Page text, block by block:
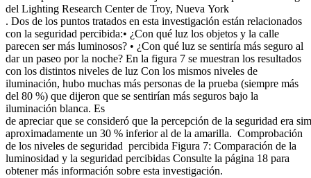
del Lighting Research Center de Troy, Nueva York
. Dos de los puntos tratados en esta investigación están relacionados
con la seguridad percibida:• ¿Con qué luz los objetos y la calle
parecen ser más luminosos? • ¿Con qué luz se sentiría más seguro al
dar un paseo por la noche? En la figura 7 se muestran los resultados
con los distintos niveles de luz Con los mismos niveles de
iluminación, hubo muchas más personas de la prueba (siempre más
del 80 %) que dijeron que se sentirían más seguros bajo la
iluminación blanca. Es
de apreciar que se consideró que la percepción de la seguridad era
aproximadamente un 30 % inferior al de la amarilla. Comprobación
de los niveles de seguridad percibida Figura 7: Comparación de la
luminosidad y la seguridad percibidas Consulte la página 18 para
obtener más información sobre esta investigación.